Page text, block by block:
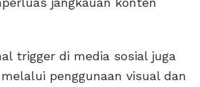
trigger di media sosial juga
penggunaan visual dan